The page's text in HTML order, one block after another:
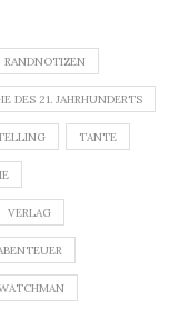
RANDNOTIZEN
DES 21. JAHRHUNDERTS
TANTE
VERLAG